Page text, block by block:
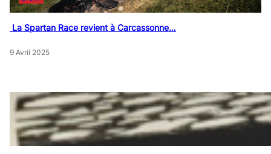
La Spartan Race revient à Carcassonne…
9 Avril 2025